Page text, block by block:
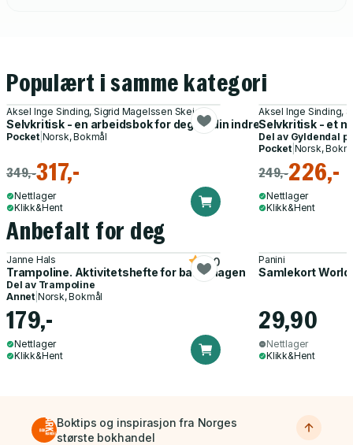
Populært i samme kategori
Aksel Inge Sinding, Sigrid Magelssen Skeide
Selvkritisk - en arbeidsbok for deg og din indre kritiker : 74
Pocket| Norsk, Bokmål
349,-317,-
Nettlager
Klikk&Hent
Aksel Inge Sinding,
Selvkritisk - et
Del av Gyldendal
Pocket| Norsk,
249,-226,-
Nettlager
Klikk&Hent
Anbefalt for deg
Janne Hals
Trampoline. Aktivitetshefte for barnehagen
5.0
Del av Trampoline
Annet Norsk, Bokmål
179,-
Nettlager
Klikk&Hent
Panini
Samlekort
29,90
Nettlager
Klikk&Hent
Boktips og inspirasjon fra Norges
største bokhandel